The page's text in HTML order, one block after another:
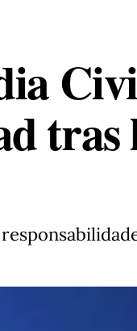
tras